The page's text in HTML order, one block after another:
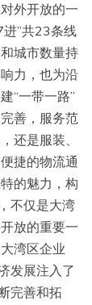
外开放的一
”共23条线
城市数量持
力，也为沿
“一带一路”
善，服务范
还是服装、
捷的物流通
的魅力，构
不仅是大湾
放的重要一
湾区企业
发展注入了
完善和拓